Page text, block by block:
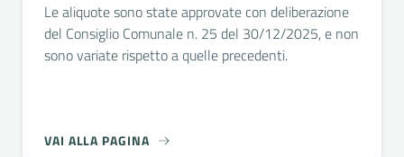
Le aliquote sono state approvate con deliberazione
del Consiglio Comunale n. 25 del 30/12/2025, e non
sono variate rispetto a quelle precedenti.
VAI ALLA PAGINA